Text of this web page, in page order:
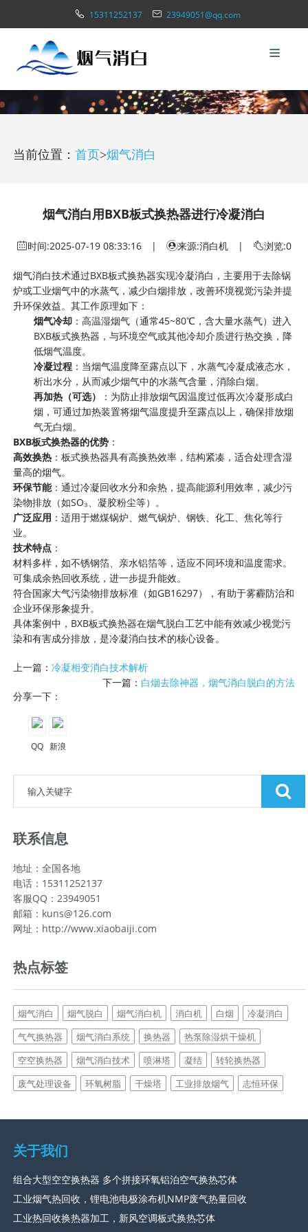
15311252137 23949051@qq.com
当前位置：首页>烟气消白
烟气消白用BXB板式换热器进行冷凝消白
时间:2025-07-19 08:33:16 | 来源:消白机 | 浏览:0
烟气消白技术通过BXB板式换热器实现冷凝消白，主要用于去除锅
炉或工业烟气中的水蒸气，减少白烟排放，改善环境视觉污染并提
升环保效益。其工作原理如下：
烟气冷却 ：高温湿烟气（通常45~80℃，含大量水蒸气）进入
BXB板式换热器，与环境空气或其他冷却介质进行热交换，降
低烟气温度。
冷凝过程 ：当烟气温度降至露点以下，水蒸气冷凝成液态水，
析出水分，从而减少烟气中的水蒸气含量，消除白烟。
再加热（可选）
：为防止排放烟气因温度过低再次冷凝形成白
烟，可通过加热装置将烟气温度提升至露点以上，确保排放烟
气无白烟。
BXB板式换热器的优势 ：
高效换热 ：板式换热器具有高换热效率，结构紧凑，适合处理含湿
量高的烟气。
环保节能：通过冷凝回收水分和余热，提高能源利用效率，减少污
染物排放（如SO₃、凝胶粉尘等）。
广泛应用 ：适用于燃煤锅炉、燃气锅炉、钢铁、化工、焦化等行
业。
技术特点 ：
材料多样，如不锈钢箔、亲水铝箔等，适应不同环境和温度需求。
可集成余热回收系统，进一步提升能效。
符合国家大气污染物排放标准（如GB16297），有助于雾霾防治和
企业环保形象提升。
具体案例中，BXB板式换热器在烟气脱白工艺中能有效减少视觉污
染和有害成分排放，是冷凝消白技术的核心设备。
上一篇：冷凝相变消白技术解析
下一篇： 白烟去除神器，烟气消白脱白的方法
分享一下：
QQ 新浪
联系信息
地址：全国各地
电话：15311252137
客服QQ：23949051
邮箱：kuns@126.com
网址：http://www.xiaobaiji.com
热点标签
烟气消白 烟气脱白 烟气消白机 消白机 白烟
冷凝消白
气气换热器
烟气消白系统 换热器
热泵除湿烘干燥机
空空换热器
烟气消白技术 喷淋塔 凝结
转轮换热器
废气处理设备
环氧树脂 干燥塔 工业排放烟气 志恒环保
关于我们
组合大型空空换热器 多个拼接环氧铝泊空气换热芯体
工业烟气热回收，锂电池电极涂布机NMP废气热量回收
工业热回收换热器加工，新风空调板式换热芯体